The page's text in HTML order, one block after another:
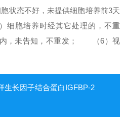
态不好，未提供细胞培养前3天
胞培养时经其它处理的，不重
未告知，不重发；
（6）视
生长因子结合蛋白IGFBP-2